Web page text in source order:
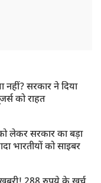
नहीं? सरकार ने दिया
को राहत
लेकर सरकार का बड़ा
भारतीयों को साइबर